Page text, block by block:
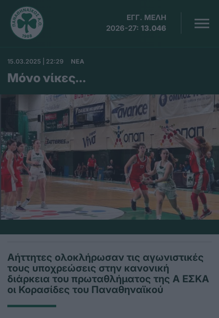
ΕΓΓ. ΜΕΛΗ
2026-27: 13.046
15.03.2025 | 22:29 ΝΕΑ
Μόνο νίκες…
Aήττητες ολοκλήρωσαν τις αγωνιστικές
τους υποχρεώσεις στην κανονική
διάρκεια του πρωταθλήματος της Α ΕΣΚΑ
οι Κορασίδες του Παναθηναϊκού